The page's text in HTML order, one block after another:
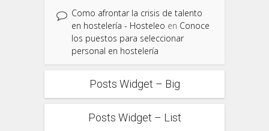
Como afrontar la crisis de talento
en hostelería - Hosteleo en Conoce
los puestos para seleccionar
personal en hostelería
Posts Widget – Big
Posts Widget – List